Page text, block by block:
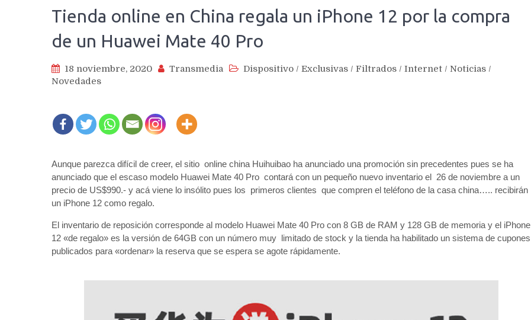
Tienda online en China regala un iPhone 12 por la compra
de un Huawei Mate 40 Pro
18 noviembre, 2020 Transmedia Dispositivo / Exclusivas / Filtrados / Internet / Noticias /
Novedades
Aunque parezca difícil de creer, el sitio online china Huihuibao ha anunciado una promoción sin precedentes pues se ha
anunciado que el escaso modelo Huawei Mate 40 Pro contará con un pequeño nuevo inventario el 26 de noviembre a un
precio de US$990.- y acá viene lo insólito pues los primeros clientes que compren el teléfono de la casa china….. recibirán
un iPhone 12 como regalo.
El inventario de reposición corresponde al modelo Huawei Mate 40 Pro con 8 GB de RAM y 128 GB de memoria y el iPhone
12 «de regalo» es la versión de 64GB con un número muy limitado de stock y la tienda ha habilitado un sistema de cupones
publicados para «ordenar» la reserva que se espera se agote rápidamente.